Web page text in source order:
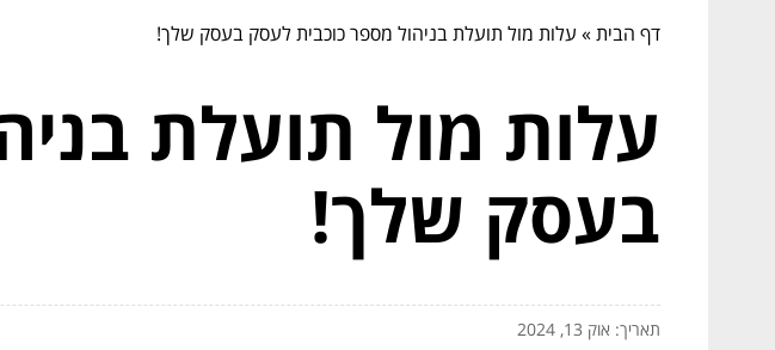
דף הבית» עלות מול תועלת בניהול מספר כוכבית לעסק בעסק שלך!
עלות מול תועלת
בעסק שלך!
תאריך: אוק 13, 2024